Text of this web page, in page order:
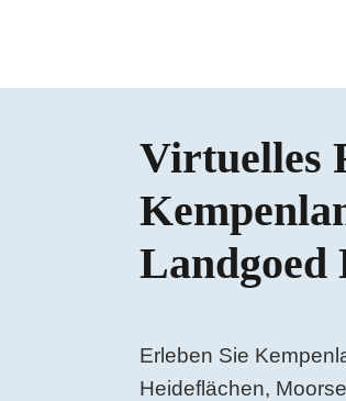
Virtuelles
Landgoed
Erleben Sie
Heideflächen,